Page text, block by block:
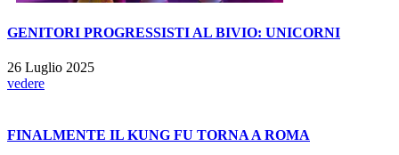
GENITORI PROGRESSISTI AL BIVIO: UNICORNI
26 Luglio 2025
vedere
FINALMENTE IL KUNG FU TORNA A ROMA